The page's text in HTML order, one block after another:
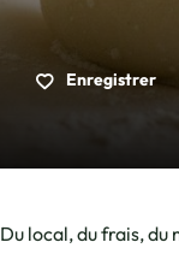
Enregistrer
Du local, du frais,